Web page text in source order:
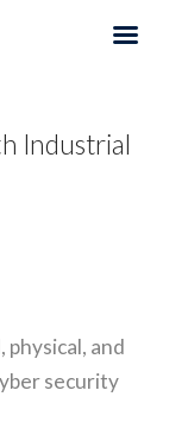
Industrial
and
security